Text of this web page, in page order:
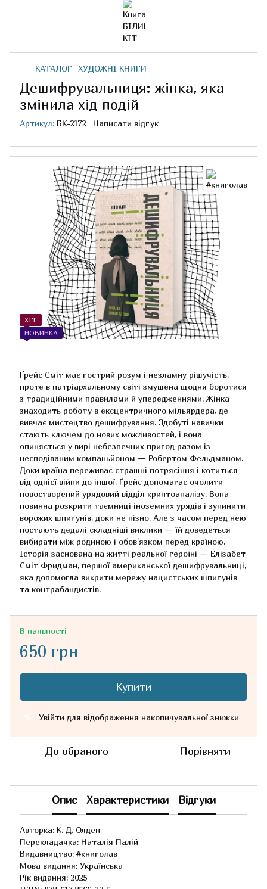
КАТАЛОГ ХУДОЖНІ КНИГИ
Дешифрувальниця: жінка, яка
змінила хід подій
Артикул: БК-2172 Написати відгук
ХІТ
НОВИНКА
Ґрейс Сміт має гострий розум і незламну рішучість,
проте в патріархальному світі змушена щодня боротися
з традиційними правилами й упередженнями. Жінка
знаходить роботу в ексцентричного мільярдера, де
вивчає мистецтво дешифрування. Здобуті навички
стають ключем до нових можливостей, і вона
опиняється у вирі небезпечних пригод разом із
несподіваним компаньйоном — Робертом Фельдманом.
Доки країна переживає страшні потрясіння і котиться
від однієї війни до іншої, Ґрейс допомагає очолити
новостворений урядовий відділ криптоаналізу. Вона
повинна розкрити таємниці іноземних урядів і зупинити
ворожих шпигунів, доки не пізно. Але з часом перед нею
постають дедалі складніші виклики — їй доведеться
вибирати між родиною і обов’язком перед країною.
Історія заснована на житті реальної героїні — Елізабет
Сміт Фридман, першої американської дешифрувальниці,
яка допомогла викрити мережу нацистських шпигунів
та контрабандистів.
В наявності
650 грн
Купити
Увійти для відображення накопичувальної знижки
До обраного Порівняти
Опис Характеристики Відгуки
Авторка: К. Д. Олден
Перекладачка: Наталія Палій
Видавництво: #книголав
Мова видання: Українська
Рік видання: 2025